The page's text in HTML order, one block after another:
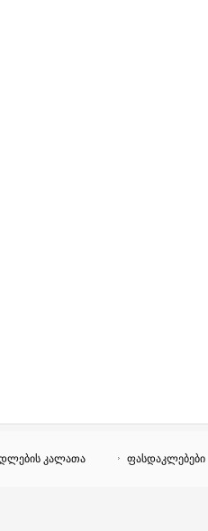
კალათა ფასდაკლებები